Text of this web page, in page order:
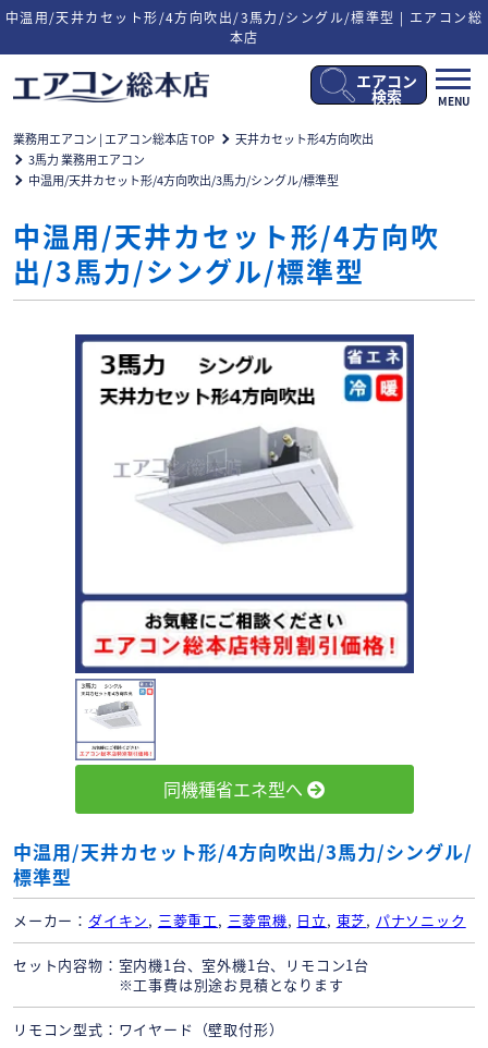
中温用/天井カセット形/4方向吹出/3馬力/シングル/標準型 | エアコン総
本店
メ
ニ
MENU
エアコン
検索
業務用エアコン | エアコン総本店 TOP
天井カセット形4方向吹出
3馬力 業務用エアコン
中温用/天井カセット形/4方向吹出/3馬力/シングル/標準型
中温用/天井カセット形/4方向吹
出/3馬力/シングル/標準型
中温用/天井カセット形/4方向吹出/3馬力/シングル/
標準型
メーカー ダイキン, 三菱重工, 三菱電機, 日立, 東芝, パナソニック
セット内容物
室内機1台、室外機1台、リモコン1台
※工事費は別途お見積となります
リモコン型式 ワイヤード（壁取付形）
同機種省エネ型へ